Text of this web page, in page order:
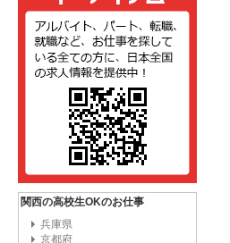
関西の高校生OKのお仕事
兵庫県
京都府